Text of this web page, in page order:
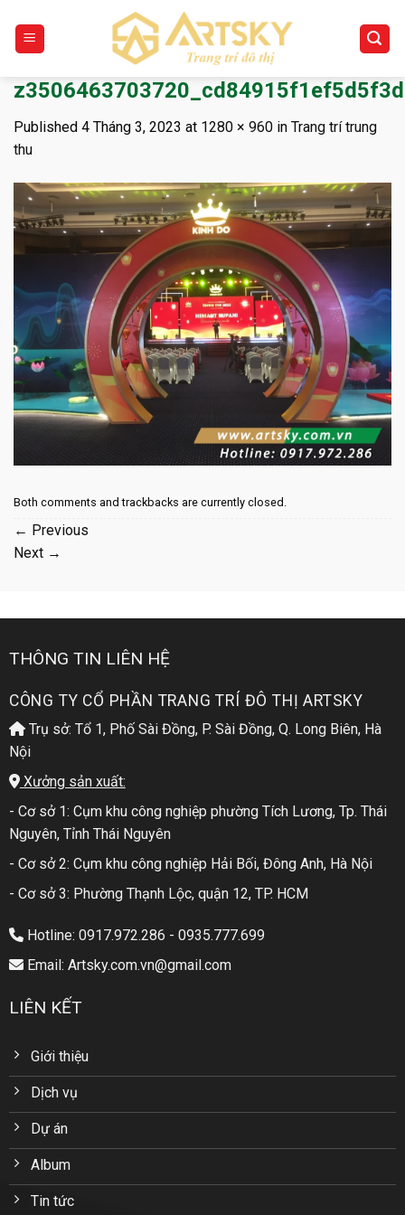
content
Published 4 Tháng 3, 2023 at 1280 × 960 in Trang trí trung
thu
Both comments and trackbacks are currently closed.
← Previous
Next →
THÔNG TIN LIÊN HỆ
CÔNG TY CỔ PHẦN TRANG TRÍ ĐÔ THỊ ARTSKY
Trụ sở: Tổ 1, Phố Sài Đồng, P. Sài Đồng, Q. Long Biên, Hà
Nội
Xưởng sản xuất:
- Cơ sở 1: Cụm khu công nghiệp phường Tích Lương, Tp. Thái
Nguyên, Tỉnh Thái Nguyên
- Cơ sở 2: Cụm khu công nghiệp Hải Bối, Đông Anh, Hà Nội
- Cơ sở 3: Phường Thạnh Lộc, quận 12, TP. HCM
Hotline: 0917.972.286 - 0935.777.699
Email: Artsky.com.vn@gmail.com
LIÊN KẾT
Giới thiệu
Dịch vụ
Dự án
Album
Tin tức